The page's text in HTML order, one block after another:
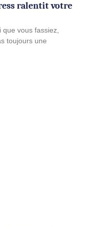
ralentit votre
que vous fassiez,
toujours une